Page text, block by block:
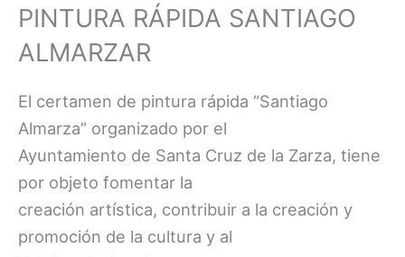
PINTURA RÁPIDA SANTIAGO
ALMARZAR
El certamen de pintura rápida “Santiago
Almarza” organizado por el
Ayuntamiento de Santa Cruz de la Zarza, tiene
por objeto fomentar la
creación artística, contribuir a la creación y
promoción de la cultura y al